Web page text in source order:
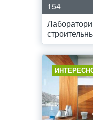
154